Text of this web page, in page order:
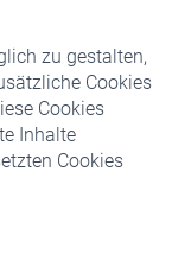
zu gestalten,
Cookies
Cookies
Inhalte
Cookies